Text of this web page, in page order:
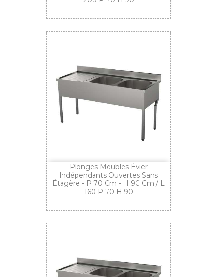
Plonges Meubles Évier
Indépendants Ouvertes Sans
Étagère - P 70 Cm - H 90 Cm / L
160 P 70 H 90